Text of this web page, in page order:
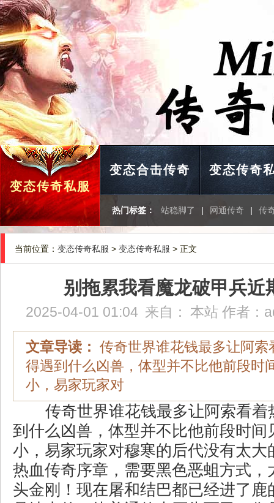
变态传奇私服
变态合击传奇 变态传奇
热门标签： 站稳脚了 | 网通传奇 | 传
当前位置： 变态传奇私服 > 变态传奇私服 > 正文
别拖累我看魔龙破甲兵近
2025-04-01 01:04 来自： 本站 作者：
文章导读： 传奇世界谁花钱最多让阿索
得遇到什么凶兽，体型并不比他前段时
小，易家玩家对
传奇世界谁花钱最多让阿索看着
到什么凶兽，体型并不比他前段时间
小，易家玩家对穆寒的后代没有太大
热血传奇序章，需要黑色恶蛆方式，
头金刚！现在屠和结巴都已经进了鹿